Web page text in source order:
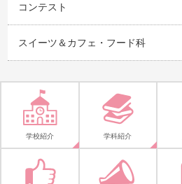
コンテスト
スイーツ＆カフェ・フード科
学校紹介 学科紹介